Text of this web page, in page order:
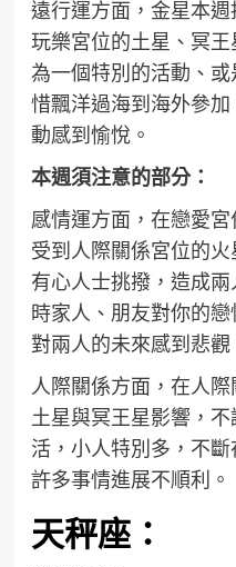
遠行運方面，金星本
玩樂宮位的土星、冥
為一個特別的活動、
惜飄洋過海到海外參
動感到愉悅。
本週須注意的部分：
感情運方面，在戀愛
受到人際關係宮位的
有心人士挑撥，造成
時家人、朋友對你的
對兩人的未來感到悲觀
人際關係方面，在人
土星與冥王星影響，
活，小人特別多，不
許多事情進展不順利。
天秤座：